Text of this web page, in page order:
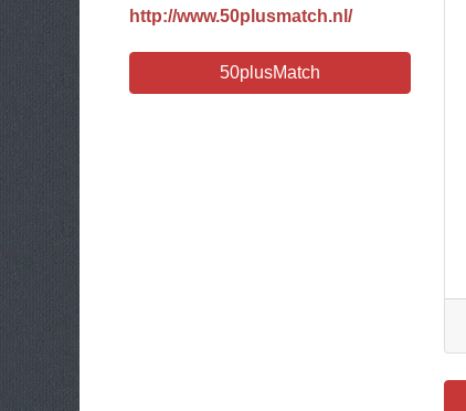
http://www.50plusmatch.nl/
50plusMatch